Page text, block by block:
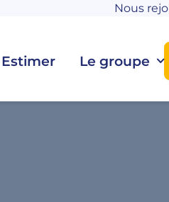
Estimer Le groupe
Nous